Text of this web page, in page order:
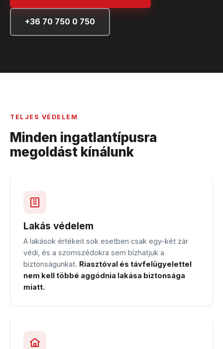
+36 70 750 0 750
TELJES VÉDELEM
Minden ingatlantípusra
megoldást kínálunk
Lakás védelem
A lakások értékeit sok esetben csak egy-két zár
védi, és a szomszédokra sem bízhatjuk a
biztonságunkat. Riasztóval és távfelügyelettel
nem kell többé aggódnia lakása biztonsága
miatt.